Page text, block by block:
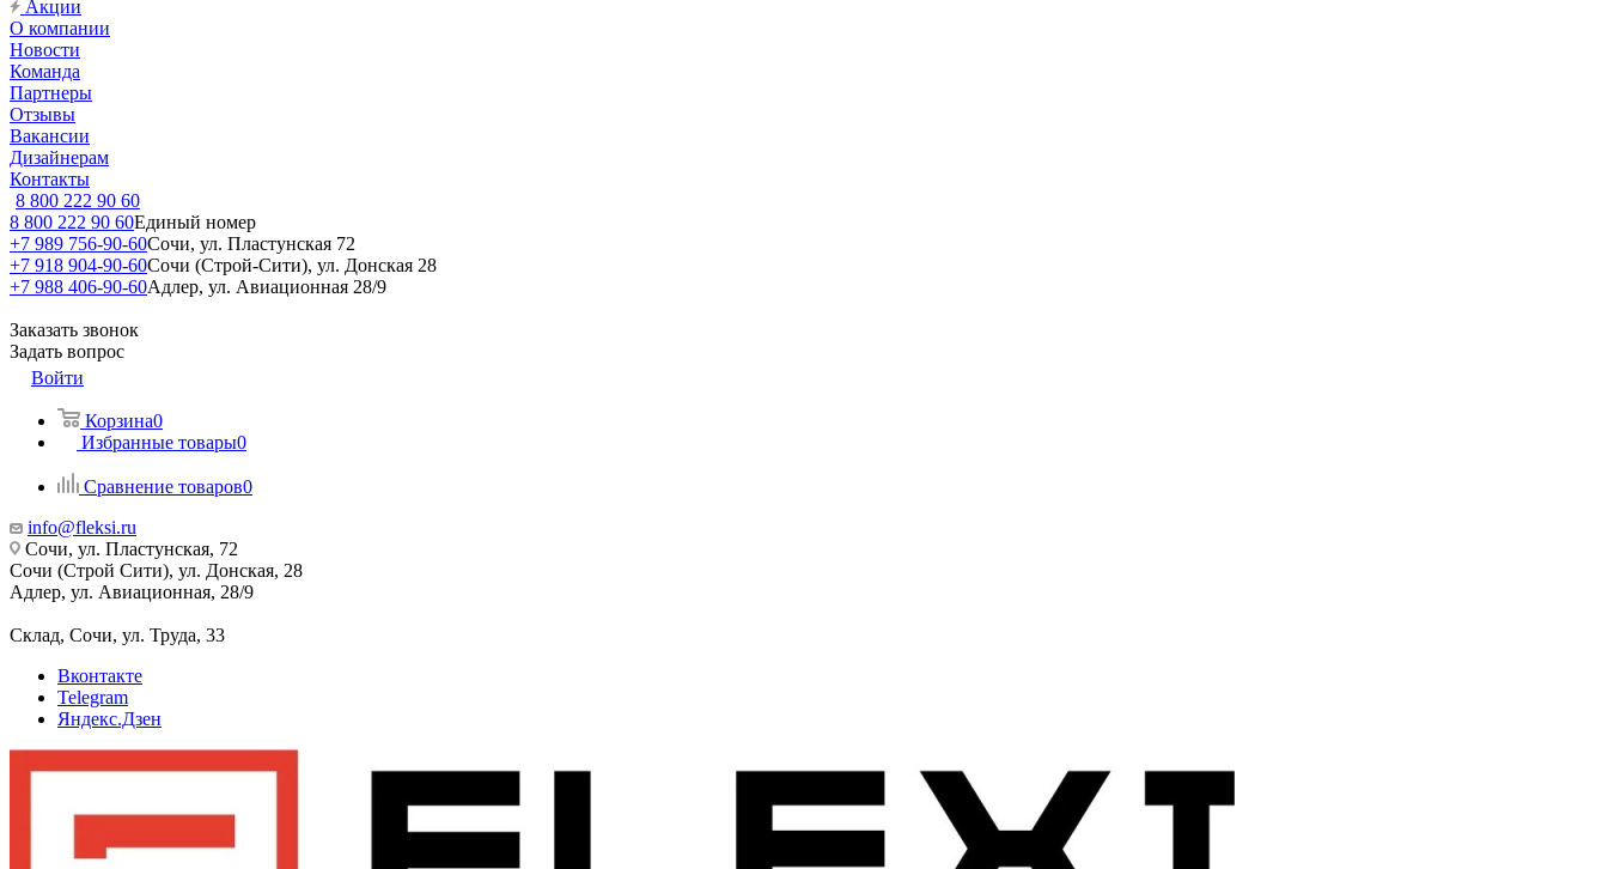
Акции
О компании
Новости
Команда
Партнеры
Отзывы
Вакансии
Дизайнерам
Контакты
8 800 222 90 60
8 800 222 90 60Единый номер
+7 989 756-90-60Сочи, ул. Пластунская 72
+7 918 904-90-60Сочи (Строй-Сити), ул. Донская 28
+7 988 406-90-60Адлер, ул. Авиационная 28/9
Заказать звонок
Задать вопрос
Войти
Корзина0
Избранные товары0
Сравнение товаров0
info@fleksi.ru
Сочи, ул. Пластунская, 72
Сочи (Строй Сити), ул. Донская, 28
Адлер, ул. Авиационная, 28/9
Склад, Сочи, ул. Труда, 33
Вконтакте
Telegram
Яндекс.Дзен